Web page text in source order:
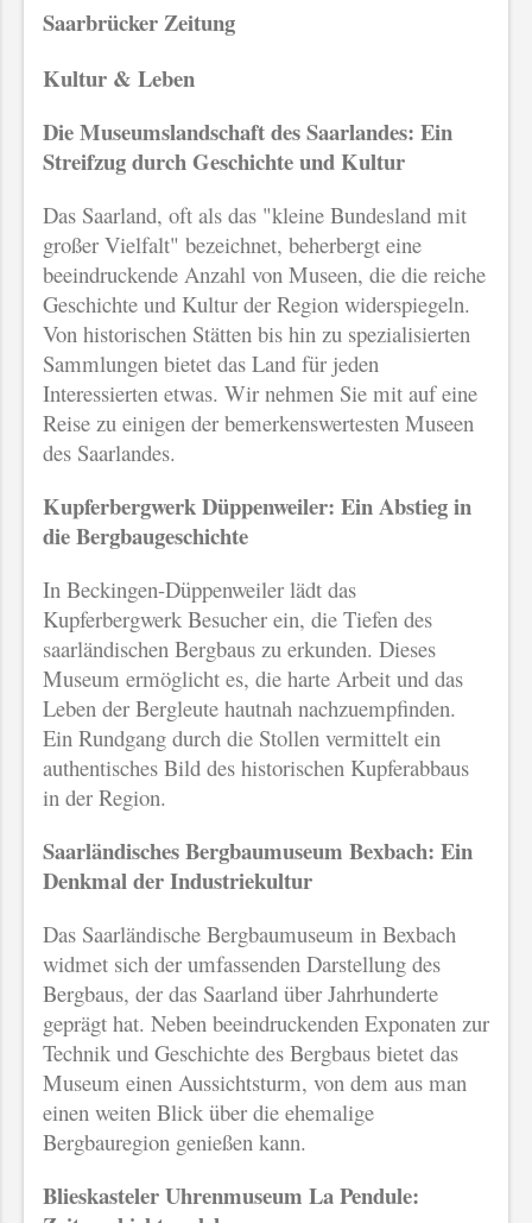
Saarbrücker Zeitung
Kultur & Leben
Die Museumslandschaft des Saarlandes: Ein
Streifzug durch Geschichte und Kultur
Das Saarland, oft als das "kleine Bundesland mit
großer Vielfalt" bezeichnet, beherbergt eine
beeindruckende Anzahl von Museen, die die reiche
Geschichte und Kultur der Region widerspiegeln.
Von historischen Stätten bis hin zu spezialisierten
Sammlungen bietet das Land für jeden
Interessierten etwas. Wir nehmen Sie mit auf eine
Reise zu einigen der bemerkenswertesten Museen
des Saarlandes.
Kupferbergwerk Düppenweiler: Ein Abstieg in
die Bergbaugeschichte
In Beckingen-Düppenweiler lädt das
Kupferbergwerk Besucher ein, die Tiefen des
saarländischen Bergbaus zu erkunden. Dieses
Museum ermöglicht es, die harte Arbeit und das
Leben der Bergleute hautnah nachzuempfinden.
Ein Rundgang durch die Stollen vermittelt ein
authentisches Bild des historischen Kupferabbaus
in der Region.
Saarländisches Bergbaumuseum Bexbach: Ein
Denkmal der Industriekultur
Das Saarländische Bergbaumuseum in Bexbach
widmet sich der umfassenden Darstellung des
Bergbaus, der das Saarland über Jahrhunderte
geprägt hat. Neben beeindruckenden Exponaten zur
Technik und Geschichte des Bergbaus bietet das
Museum einen Aussichtsturm, von dem aus man
einen weiten Blick über die ehemalige
Bergbauregion genießen kann.
Blieskasteler Uhrenmuseum La Pendule: